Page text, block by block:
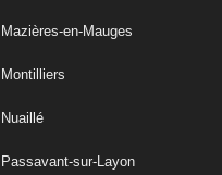
Mazières-en-Mauges
Montilliers
Nuaillé
Passavant-sur-Layon